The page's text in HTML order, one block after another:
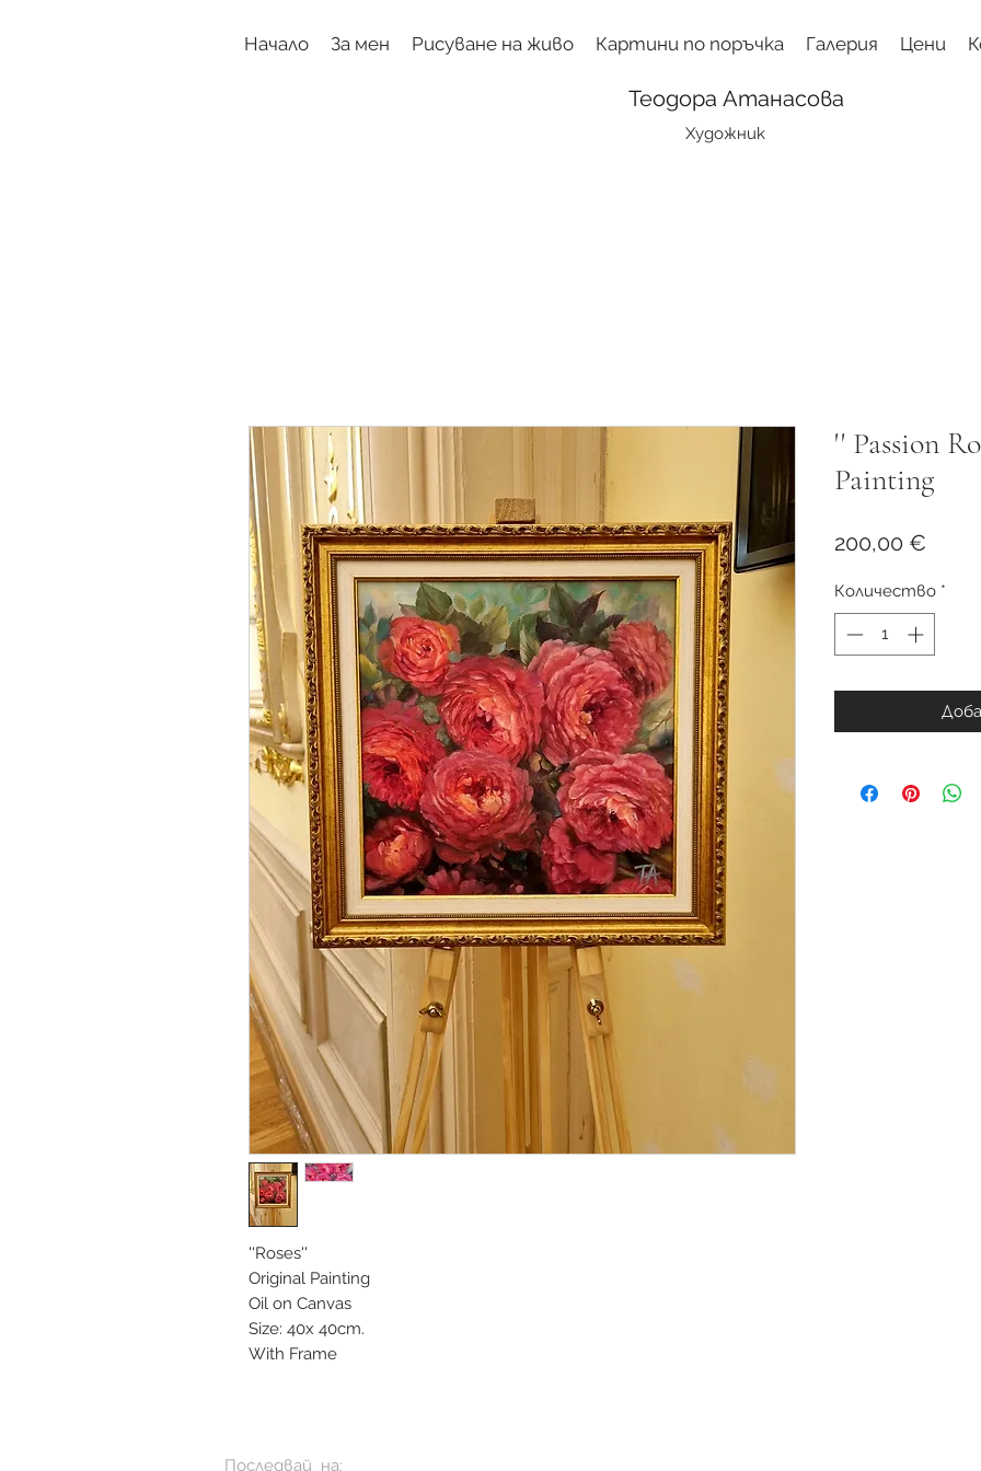
Начало За мен Рисуване на живо Картини по поръчка Галерия Цени
Теодора Атанасова
Художник
''Roses''
Original Painting
Oil on Canvas
Size: 40x 40cm.
With Frame
'' Passion
Painting
200,00 €
Количество *
Последвай на: